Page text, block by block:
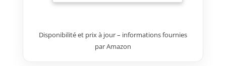
lumineuse et économique
Disponibilité et prix à jour – informations fournies
par Amazon